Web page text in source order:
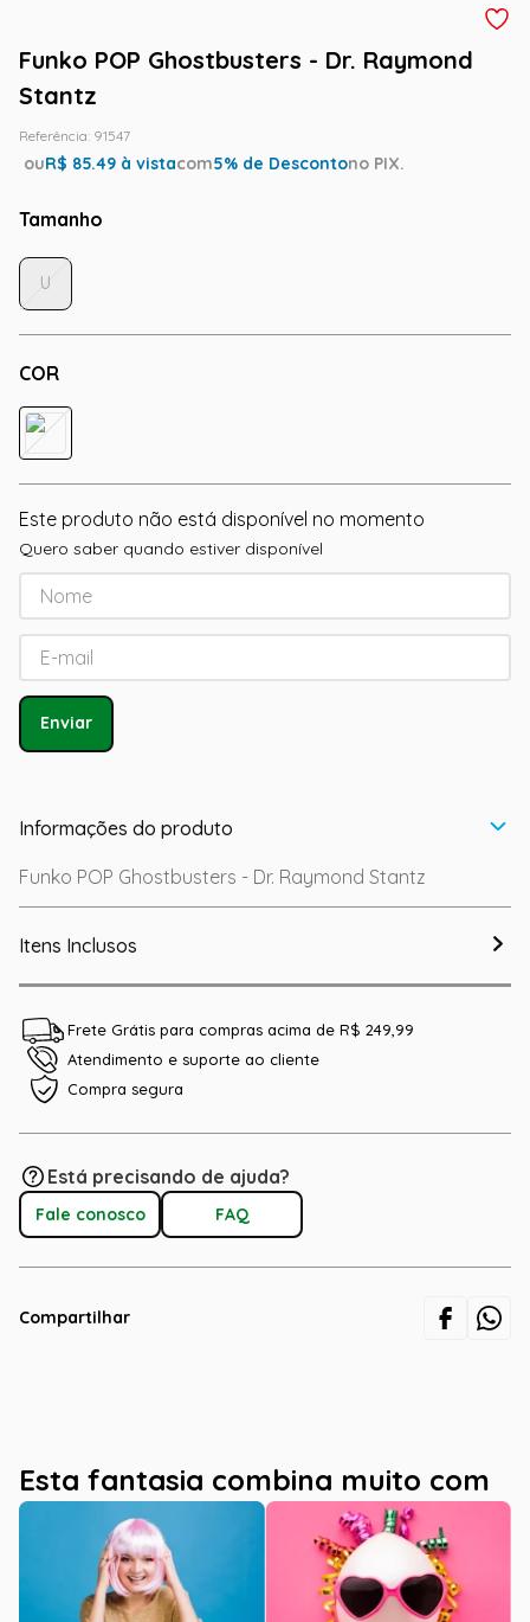
Funko POP Ghostbusters - Dr. Raymond
Stantz
Referência: 91547
ouR$ 85.49 à vistacom5% de Descontono PIX.
Tamanho
COR
U
Este produto não está disponível no momento
Quero saber quando estiver disponível
Enviar
Informações do produto
Funko POP Ghostbusters - Dr. Raymond Stantz
Itens Inclusos
Frete Grátis para compras acima de R$ 249,99
Atendimento e suporte ao cliente
Compra segura
Está precisando de ajuda?
Fale conosco FAQ
Compartilhar
Esta fantasia combina muito com